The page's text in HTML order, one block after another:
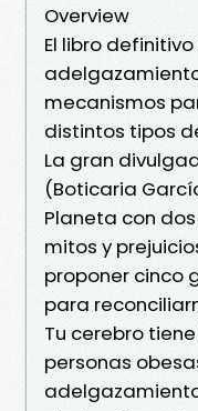
Overview
El libro
mecanismos
distintos tipos
La gran
(Boticaria
Planeta con
mitos y
proponer cinco
para
Tu cerebro
personas